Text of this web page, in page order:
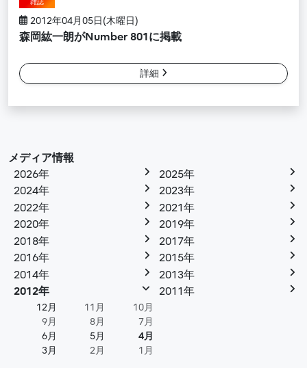
雑誌
2012年04月05日(木曜日)
森岡紘一朗がNumber 801に掲載
詳細
メディア情報
2026年
2025年
2024年
2023年
2022年
2021年
2020年
2019年
2018年
2017年
2016年
2015年
2014年
2013年
2012年
12月 11月
10月
9月
8月
7月
6月
5月
4月
3月
2月 1月
2011年